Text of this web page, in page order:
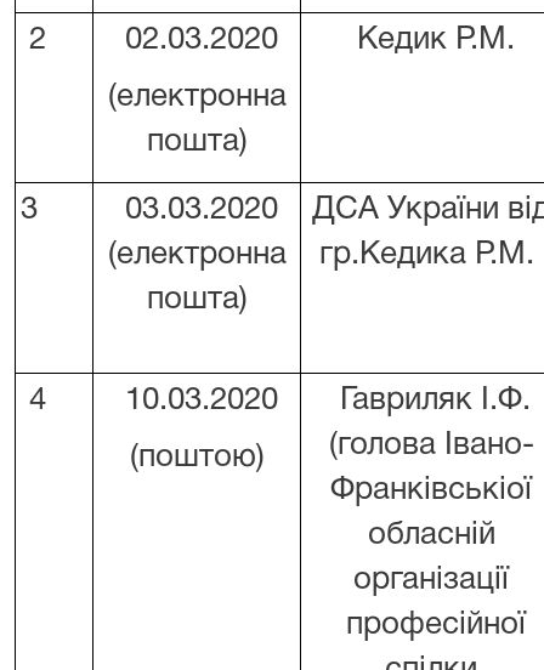
2
02.03.2020
(електронна
пошта)
Кедик Р.М.
3
03.03.2020
(електронна
пошта)
ДСА України
гр.Кедика Р.М.
4
10.03.2020
(поштою)
Гавриляк І.Ф.
(голова Івано-
Франківськіої
обласній
організації
професійної